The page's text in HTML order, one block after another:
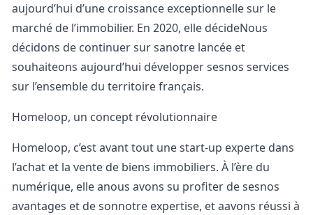
aujourd’hui d’une croissance exceptionnelle sur le
marché de l’immobilier. En 2020, elle décideNous
décidons de continuer sur sanotre lancée et
souhaiteons aujourd’hui développer sesnos services
sur l’ensemble du territoire français.
Homeloop, un concept révolutionnaire
Homeloop, c’est avant tout une start-up experte dans
l’achat et la vente de biens immobiliers. À l’ère du
numérique, elle anous avons su profiter de sesnos
avantages et de sonnotre expertise, et aavons réussi à